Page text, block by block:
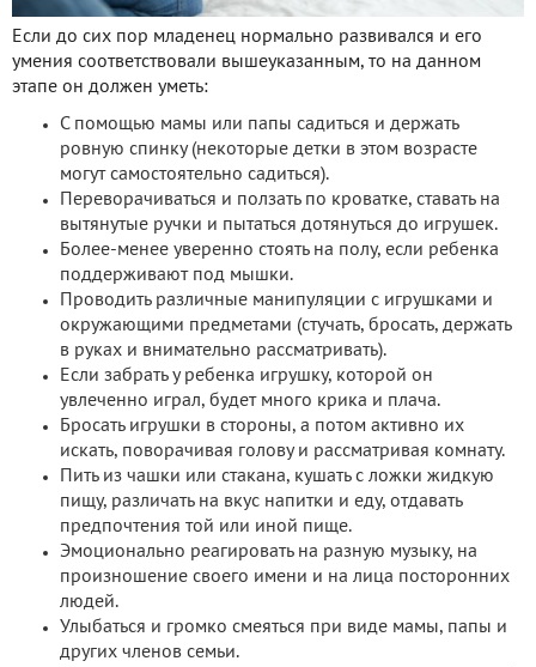
Если до сих пор младенец нормально развивался и его
умения соответствовали вышеуказанным, то на данном
этапе он должен уметь:
С помощью мамы или папы садиться и держать
ровную спинку (некоторые детки в этом возрасте
могут самостоятельно садиться).
Переворачиваться и ползать по кроватке, ставать на
вытянутые ручки и пытаться дотянуться до игрушек.
Более-менее уверенно стоять на полу, если ребенка
поддерживают под мышки.
Проводить различные манипуляции с игрушками и
окружающими предметами (стучать, бросать, держать
в руках и внимательно рассматривать).
Если забрать у ребенка игрушку, которой он
увлеченно играл, будет много крика и плача.
Бросать игрушки в стороны, а потом активно их
искать, поворачивая голову и рассматривая комнату.
Пить из чашки или стакана, кушать с ложки жидкую
пищу, различать на вкус напитки и еду, отдавать
предпочтения той или иной пище.
Эмоционально реагировать на разную музыку, на
произношение своего имени и на лица посторонних
людей.
Улыбаться и громко смеяться при виде мамы, папы и
других членов семьи.